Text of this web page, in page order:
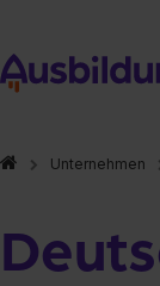
Unternehmen